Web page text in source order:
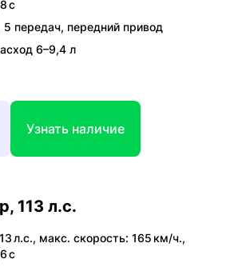
с
5 передач, передний привод
6–9,4 л
Узнать наличие
113 л.с.
л.с., макс. скорость: 165 км/ч.,
с